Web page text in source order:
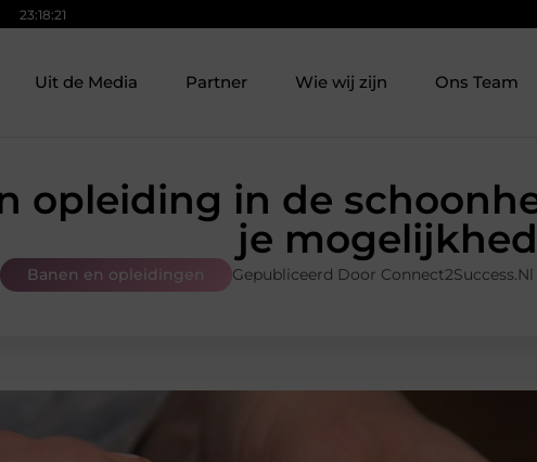
23:18:22
Uit de Media Partner Wie wij zijn Ons Team
opleiding in de
je
Banen en opleidingen Gepubliceerd Door Connect2Success.nl